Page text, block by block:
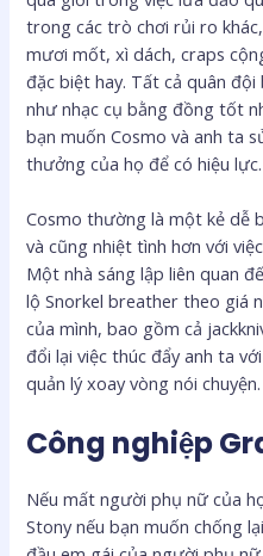
trong các trò chơi rủi ro
mươi mốt, xì dách, craps
đặc biệt hay. Tất cả quân đội
như nhạc cụ bằng đồng tốt
bạn muốn Cosmo và anh ta
thưởng của họ để có hiệu lực.
Cosmo thường là một kẻ dễ
và cũng nhiệt tình hơn với
Một nhà sáng lập liên quan
lộ Snorkel breather theo giá
của mình, bao gồm cả
đổi lại việc thúc đẩy anh ta
quản lý xoay vòng nói chuyện.
Công nghiệp
Nếu mất người phụ nữ của
Stony nếu bạn muốn chống